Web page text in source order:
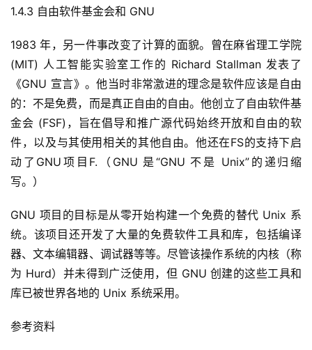
1.4.3 自由软件基金会和 GNU
1983 年，另一件事改变了计算的面貌。曾在麻省理工学院
(MIT) 人工智能实验室工作的 Richard Stallman 发表了
《GNU 宣言》。他当时非常激进的理念是软件应该是自由
的：不是免费，而是真正自由的自由。他创立了自由软件基
金会 (FSF)，旨在倡导和推广源代码始终开放和自由的软
件，以及与其使用相关的其他自由。他还在FS的支持下启
动了GNU项目F.（GNU 是“GNU 不是 Unix”的递归缩
写。）
GNU 项目的目标是从零开始构建一个免费的替代 Unix 系
统。该项目还开发了大量的免费软件工具和库，包括编译
器、文本编辑器、调试器等等。尽管该操作系统的内核（称
为 Hurd）并未得到广泛使用，但 GNU 创建的这些工具和
库已被世界各地的 Unix 系统采用。
参考资料